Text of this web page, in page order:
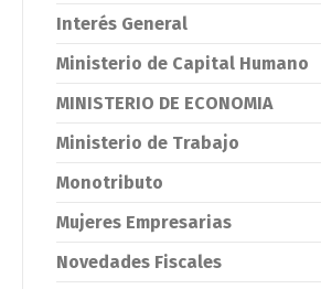
Interés General
Ministerio de Capital Humano
MINISTERIO DE ECONOMIA
Ministerio de Trabajo
Monotributo
Mujeres Empresarias
Novedades Fiscales